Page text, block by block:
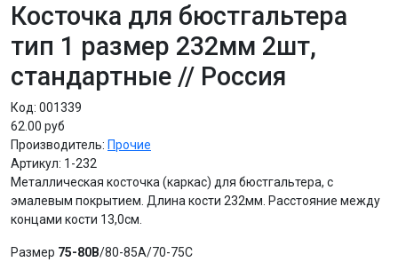
Косточка для бюстгальтера
тип 1 размер 232мм 2шт,
стандартные // Россия
Код: 001339
62.00 руб
Производитель: Прочие
Артикул: 1-232
Металлическая косточка (каркас) для бюстгальтера, с
эмалевым покрытием. Длина кости 232мм. Расстояние между
концами кости 13,0см.
Размер 75-80B/80-85A/70-75С